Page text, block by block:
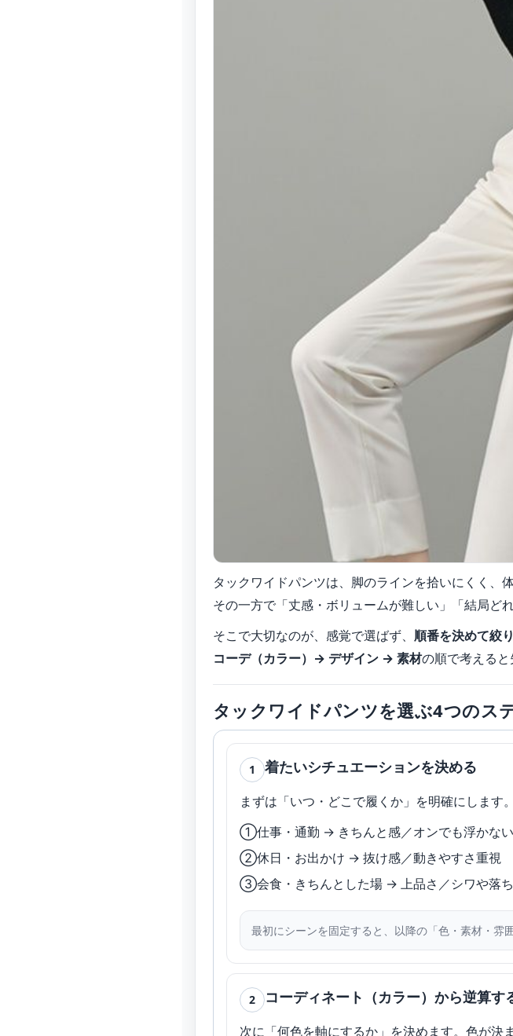
タックワイドパンツは、脚のラインを拾いにくく、
その一方で「丈感・ボリュームが難しい」「結局ど
そこで大切なのが、感覚で選ばず、 順番を決めて絞
コーデ（カラー）→ デザイン → 素材の順で考えると
タックワイドパンツを選ぶ4つのス
1 着たいシチュエーションを決める
まずは「いつ・どこで履くか」を明確にします
①仕事・通勤 → きちんと感／オンでも浮かない
②休日・お出かけ → 抜け感／動きやすさ重視
③会食・きちんとした場 → 上品さ／シワや落
最初にシーンを固定すると、以降の「色・素材・雰
2 コーディネート（カラー）から逆算す
次に「何色を軸にするか」を決めます。色が決